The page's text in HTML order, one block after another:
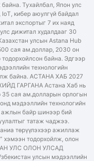
Тухайлбал, Япон улс
кибер аюулгүй байдал
экспортыг 7 их наяд
дижитал худалдааг 30
улсын Astana Hub
сая ам.доллар, 2030 он
тодорхойлсон байна. Эдгээр
технологийн
байна. АСТАНА ХАБ 2027
ГАРГАНА Астана Хаб нь
35 сая ам.долларын орлогын
мэдээллийн технологийн
ажлын байр шинээр бий
татаж чаджээ.
төрүүлэхээр ажиллаж
хэмээн тодорхойлж, олон
УЛС ОЛОН УЛСАД
улсын мэдээллийн